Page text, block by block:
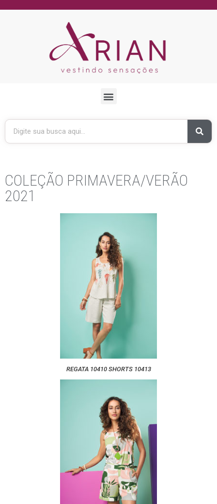
COLEÇÃO PRIMAVERA/VERÃO
2021
REGATA 10410 SHORTS 10413